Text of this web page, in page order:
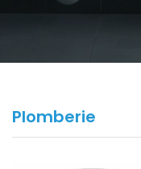
Plomberie